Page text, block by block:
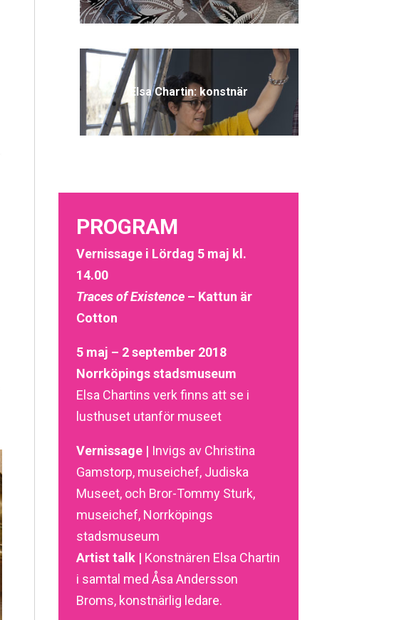
Elsa Chartin: konstnär
PROGRAM
Vernissage i Lördag 5 maj kl.
14.00
Traces of Existence– Kattun är
Cotton
5 maj – 2 september 2018
Norrköpings stadsmuseum
Elsa Chartins verk finns att se i
lusthuset utanför museet
Vernissage | Invigs av Christina
Gamstorp, museichef, Judiska
Museet, och Bror-Tommy Sturk,
museichef, Norrköpings
stadsmuseum
Artist talk | Konstnären Elsa Chartin
i samtal med Åsa Andersson
Broms, konstnärlig ledare.